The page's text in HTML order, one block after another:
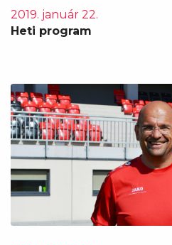
2019. január 22.
Heti program